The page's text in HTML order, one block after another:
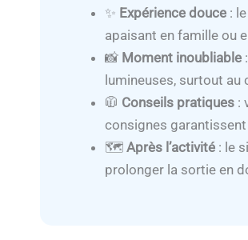
✨ Expérience douce :
apaisant en famille ou
📸 Moment inoubliable
lumineuses, surtout au
🧥 Conseils pratiques :
consignes
🗺️ Après l’activité : le
prolonger la sortie en